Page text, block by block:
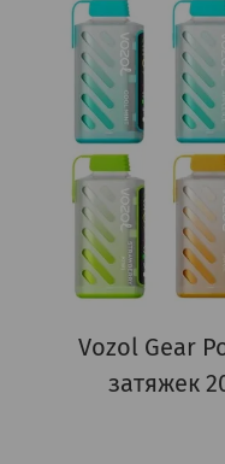
Vozol Gear
затяжек